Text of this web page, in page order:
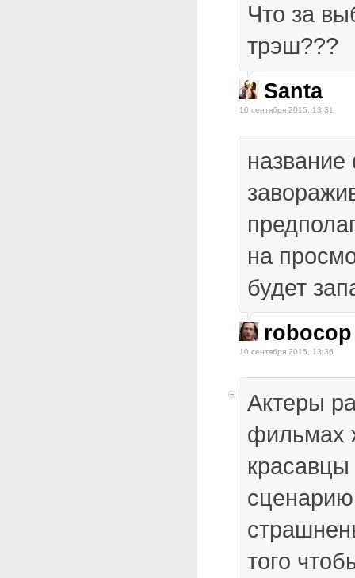
Что за
трэш???
Santa
10 сентября 2015, 13:31
на
будет
robocop
10 сентября 2015, 13:36
Актеры
фильмах
того